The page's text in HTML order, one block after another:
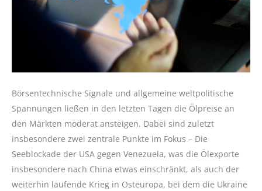
Börsentechnische Signale und allgemeine weltpolitische
Spannungen ließen in den letzten Tagen die Ölpreise an
den Märkten moderat ansteigen. Dabei sind zuletzt
insbesondere zwei zentrale Punkte im Fokus – Die
Seeblockade der USA gegen Venezuela, was die Ölexporte
insbesondere nach China etwas einschränkt, als auch der
weiterhin laufende Krieg in Osteuropa, bei dem die Ukraine